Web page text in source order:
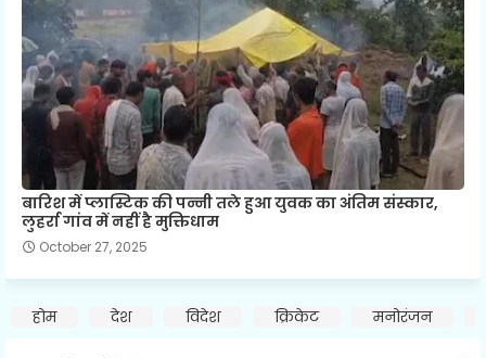
बारिश में प्लास्टिक की पन्नी तले हुआ युवक का अंतिम संस्कार,
लुहर्रा गांव में नहीं है मुक्तिधाम
October 27, 2025
होम देश विदेश क्रिकेट मनोरंजन